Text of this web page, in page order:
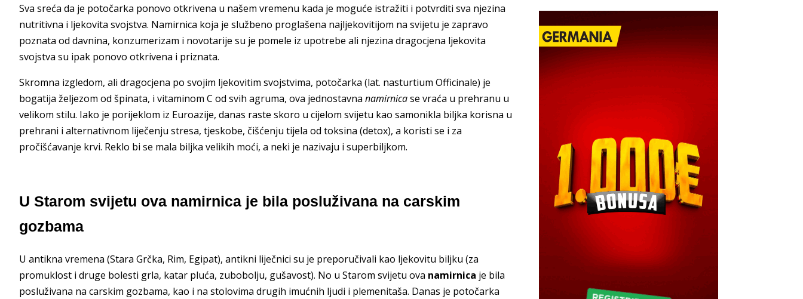
Sva sreća da je potočarka ponovo otkrivena u našem vremenu kada je moguće istražiti i potvrditi sva njezina
nutritivna i ljekovita svojstva. Namirnica koja je službeno proglašena najljekovitijom na svijetu je zapravo
poznata od davnina, konzumerizam i novotarije su je pomele iz upotrebe ali njezina dragocjena ljekovita
svojstva su ipak ponovo otkrivena i priznata.
Skromna izgledom, ali dragocjena po svojim ljekovitim svojstvima, potočarka (lat. nasturtium Officinale) je
bogatija željezom od špinata, i vitaminom C od svih agruma, ova jednostavna namirnicase vraća u prehranu u
velikom stilu. Iako je porijeklom iz Euroazije, danas raste skoro u cijelom svijetu kao samonikla biljka korisna u
prehrani i alternativnom liječenju stresa, tjeskobe, čišćenju tijela od toksina (detox), a koristi se i za
pročišćavanje krvi. Reklo bi se mala biljka velikih moći, a neki je nazivaju i superbiljkom.
U Starom svijetu ova namirnica je bila posluživana na carskim
gozbama
U antikna vremena (Stara Grčka, Rim, Egipat), antikni liječnici su je preporučivali kao ljekovitu biljku (za
promuklost i druge bolesti grla, katar pluća, zubobolju, gušavost). No u Starom svijetu ova namirnica je bila
posluživana na carskim gozbama, kao i na stolovima drugih imućnih ljudi i plemenitaša. Danas je potočarka